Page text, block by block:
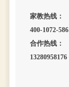
家教热线：
400-1072-586
合作热线：
13280958176